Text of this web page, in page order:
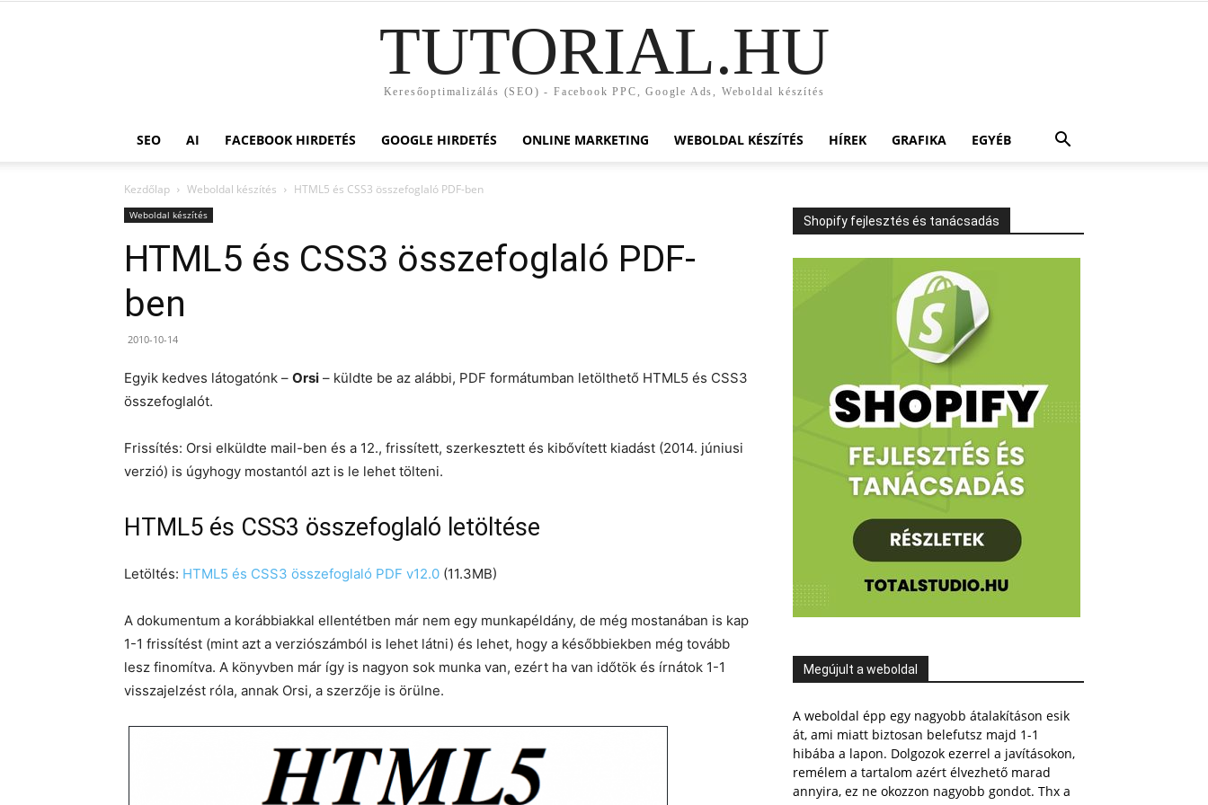
TUTORIAL.HU
Keresőoptimalizálás (SEO) - Facebook PPC, Google Ads, Weboldal készítés
SEO AI FACEBOOK HIRDETÉS GOOGLE HIRDETÉS ONLINE MARKETING WEBOLDAL KÉSZÍTÉS HÍREK GRAFIKA EGYÉB
Kezdőlap Weboldal készítés HTML5 és CSS3 összefoglaló PDF-ben
Weboldal készítés
HTML5 és CSS3 összefoglaló PDF-
ben
2010-10-14
Egyik kedves látogatónk – Orsi – küldte be az alábbi, PDF formátumban letölthető HTML5 és CSS3
összefoglalót.
Frissítés: Orsi elküldte mail-ben és a 12., frissített, szerkesztett és kibővített kiadást (2014. júniusi
verzió) is úgyhogy mostantól azt is le lehet tölteni.
HTML5 és CSS3 összefoglaló letöltése
Letöltés: HTML5 és CSS3 összefoglaló PDF v12.0 (11.3MB)
A dokumentum a korábbiakkal ellentétben már nem egy munkapéldány, de még mostanában is kap
1-1 frissítést (mint azt a verziószámból is lehet látni) és lehet, hogy a későbbiekben még tovább
lesz finomítva. A könyvben már így is nagyon sok munka van, ezért ha van időtök és írnátok 1-1
visszajelzést róla, annak Orsi, a szerzője is örülne.
Shopify fejlesztés és tanácsadás
Megújult a weboldal
A weboldal épp egy nagyobb átalakításon esik
át, ami miatt biztosan belefutsz majd 1-1
hibába a lapon. Dolgozok ezerrel a javításokon,
remélem a tartalom azért élvezhető marad
annyira, ez ne okozzon nagyobb gondot. Thx a